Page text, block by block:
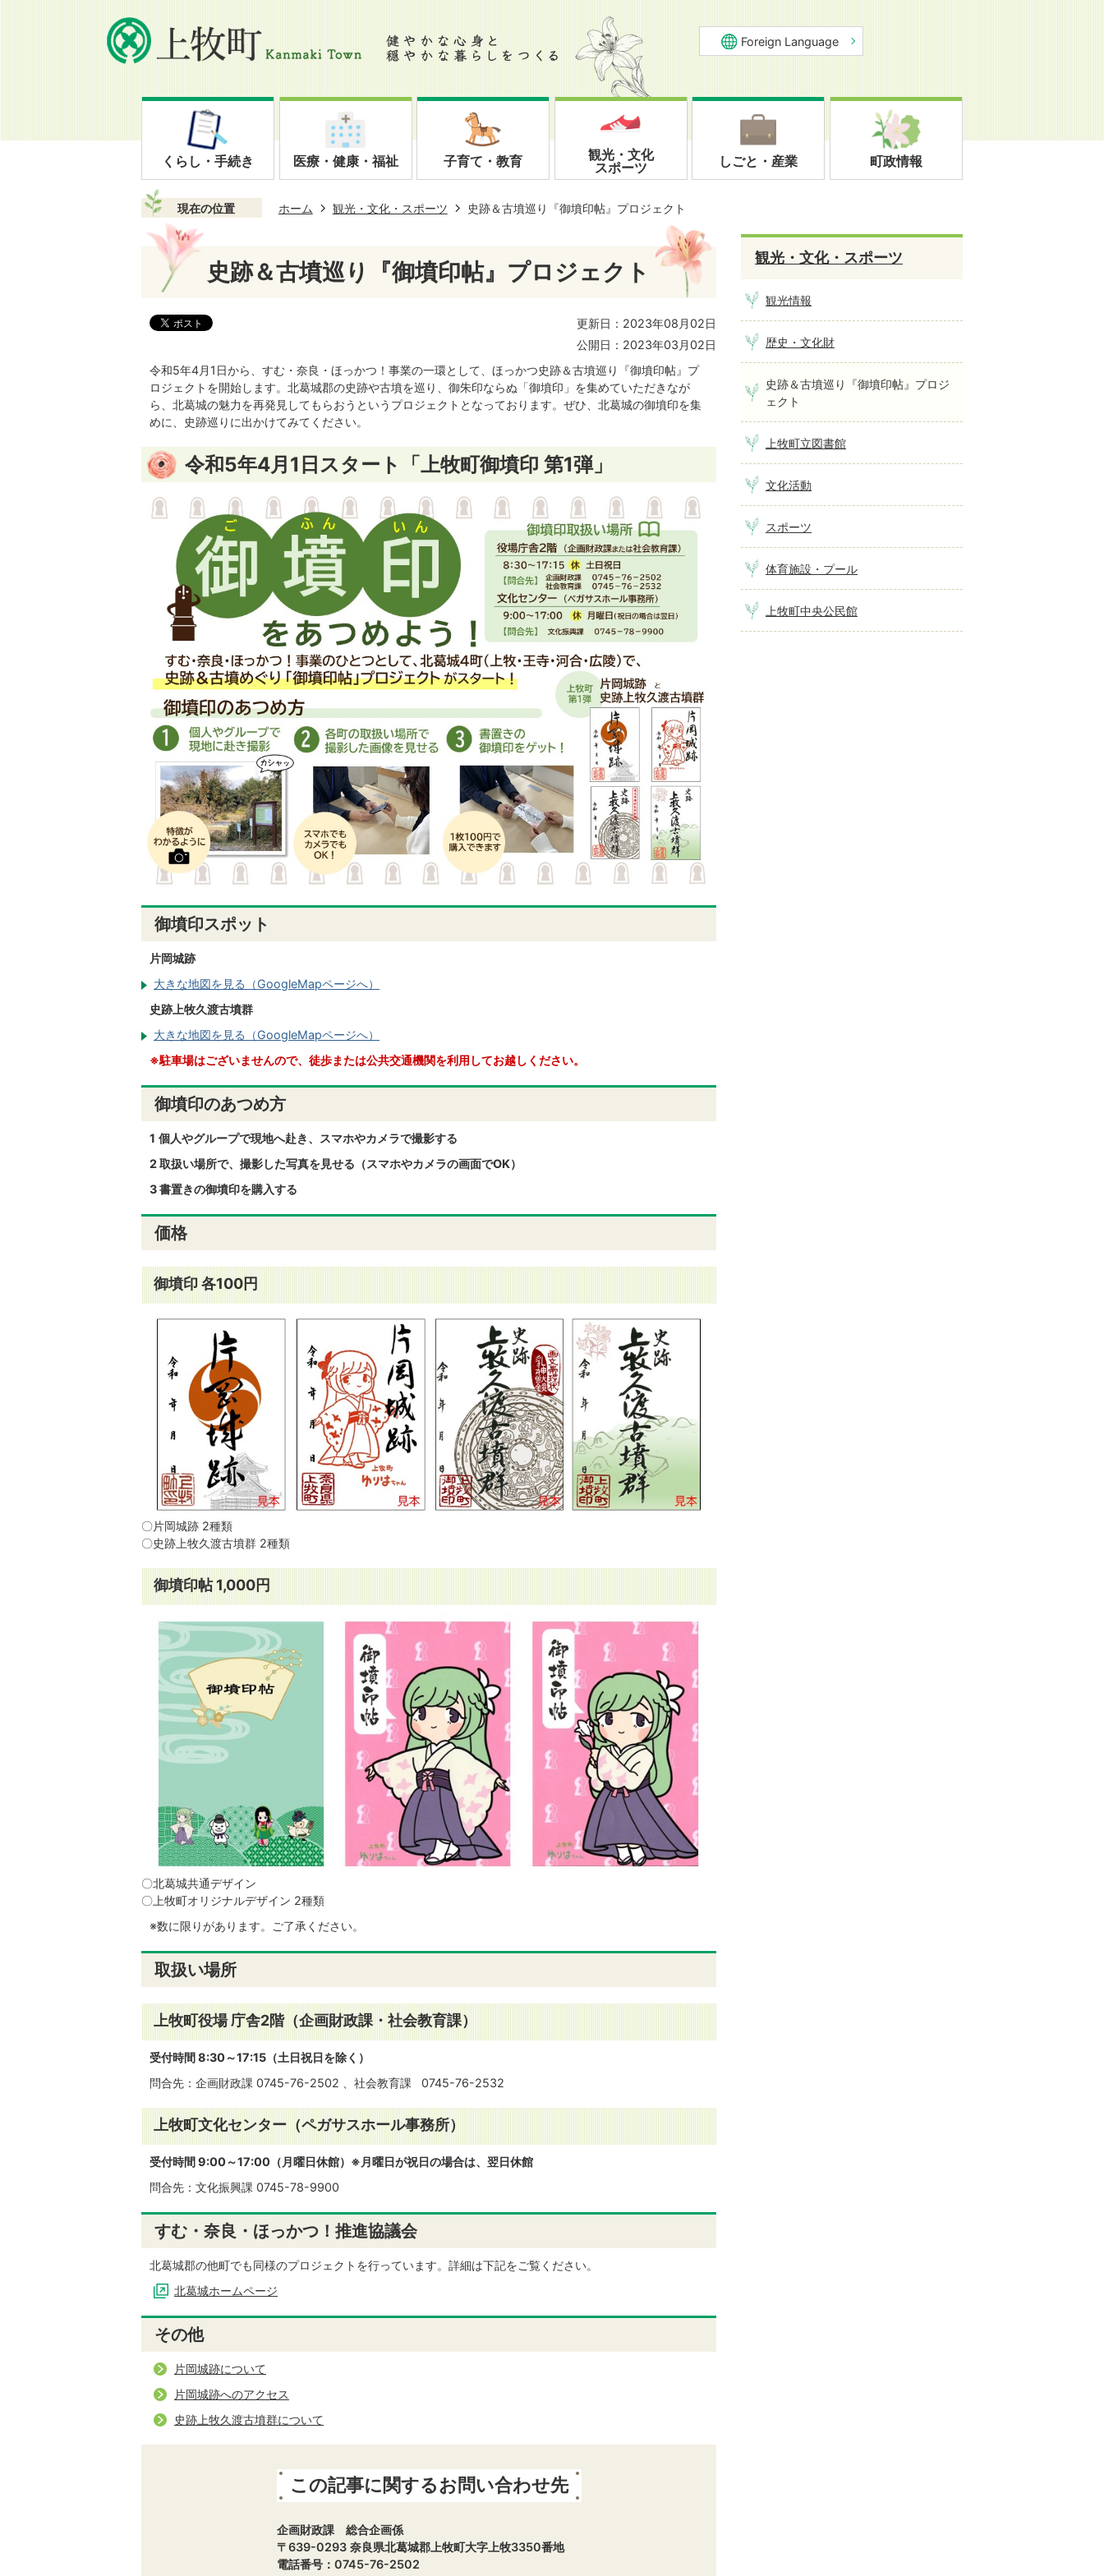
Foreign Language
くらし・手続き 医療・健康・福祉 子育て・教育
観光・文化
スポーツ
しごと・産業 町政情報
現在の位置 ホーム 観光・文化・スポーツ 史跡＆古墳巡り『御墳印帖』プロジェクト
史跡＆古墳巡り『御墳印帖』プロジェクト
更新日：2023年08月02日
公開日：2023年03月02日
令和5年4月1日から、すむ・奈良・ほっかつ！事業の一環として、ほっかつ史跡＆古墳巡り『御墳印帖』プ
ロジェクトを開始します。北葛城郡の史跡や古墳を巡り、御朱印ならぬ「御墳印」を集めていただきなが
ら、北葛城の魅力を再発見してもらおうというプロジェクトとなっております。ぜひ、北葛城の御墳印を集
めに、史跡巡りに出かけてみてください。
令和5年4月1日スタート「上牧町御墳印 第1弾」
御墳印スポット
片岡城跡
大きな地図を見る（GoogleMapページへ）
史跡上牧久渡古墳群
大きな地図を見る（GoogleMapページへ）
※駐車場はございませんので、徒歩または公共交通機関を利用してお越しください。
御墳印のあつめ方
1 個人やグループで現地へ赴き、スマホやカメラで撮影する
2 取扱い場所で、撮影した写真を見せる（スマホやカメラの画面でOK）
3 書置きの御墳印を購入する
価格
御墳印 各100円
〇片岡城跡 2種類
〇史跡上牧久渡古墳群 2種類
御墳印帖 1,000円
〇北葛城共通デザイン
〇上牧町オリジナルデザイン 2種類
※数に限りがあります。ご了承ください。
取扱い場所
上牧町役場 庁舎2階（企画財政課・社会教育課）
受付時間 8:30～17:15（土日祝日を除く）
問合先：企画財政課 0745-76-2502 、社会教育課 0745-76-2532
上牧町文化センター（ペガサスホール事務所）
受付時間 9:00～17:00（月曜日休館）※月曜日が祝日の場合は、翌日休館
問合先：文化振興課 0745-78-9900
すむ・奈良・ほっかつ！推進協議会
北葛城郡の他町でも同様のプロジェクトを行っています。詳細は下記をご覧ください。
北葛城ホームページ
その他
片岡城跡について
片岡城跡へのアクセス
史跡上牧久渡古墳群について
この記事に関するお問い合わせ先
企画財政課 総合企画係
〒639-0293 奈良県北葛城郡上牧町大字上牧3350番地
電話番号：0745-76-2502
観光・文化・スポーツ
観光情報
歴史・文化財
史跡＆古墳巡り『御墳印帖』プロジ
ェクト
上牧町立図書館
文化活動
スポーツ
体育施設・プール
上牧町中央公民館